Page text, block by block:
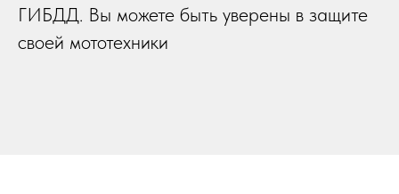
ГИБДД. Вы можете быть уверены в защите
своей мототехники